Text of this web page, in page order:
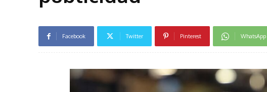
Facebook Twitter Pinterest WhatsApp